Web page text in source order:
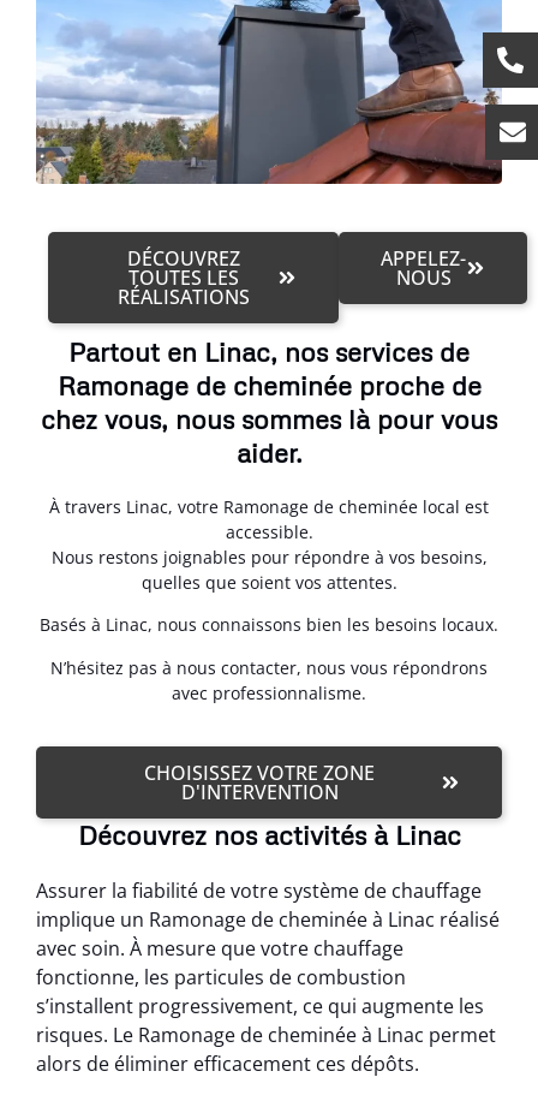
DÉCOUVREZ
TOUTES LES
RÉALISATIONS
APPELEZ-
NOUS
Partout en Linac, nos services de
Ramonage de cheminée proche de
chez vous, nous sommes là pour vous
aider.
À travers Linac, votre Ramonage de cheminée local est
accessible.
Nous restons joignables pour répondre à vos besoins,
quelles que soient vos attentes.
Basés à Linac, nous connaissons bien les besoins locaux.
N’hésitez pas à nous contacter, nous vous répondrons
avec professionnalisme.
CHOISISSEZ VOTRE ZONE
D'INTERVENTION
Découvrez nos activités à Linac
Assurer la fiabilité de votre système de chauffage
implique un Ramonage de cheminée à Linac réalisé
avec soin. À mesure que votre chauffage
fonctionne, les particules de combustion
s’installent progressivement, ce qui augmente les
risques. Le Ramonage de cheminée à Linac permet
alors de éliminer efficacement ces dépôts.